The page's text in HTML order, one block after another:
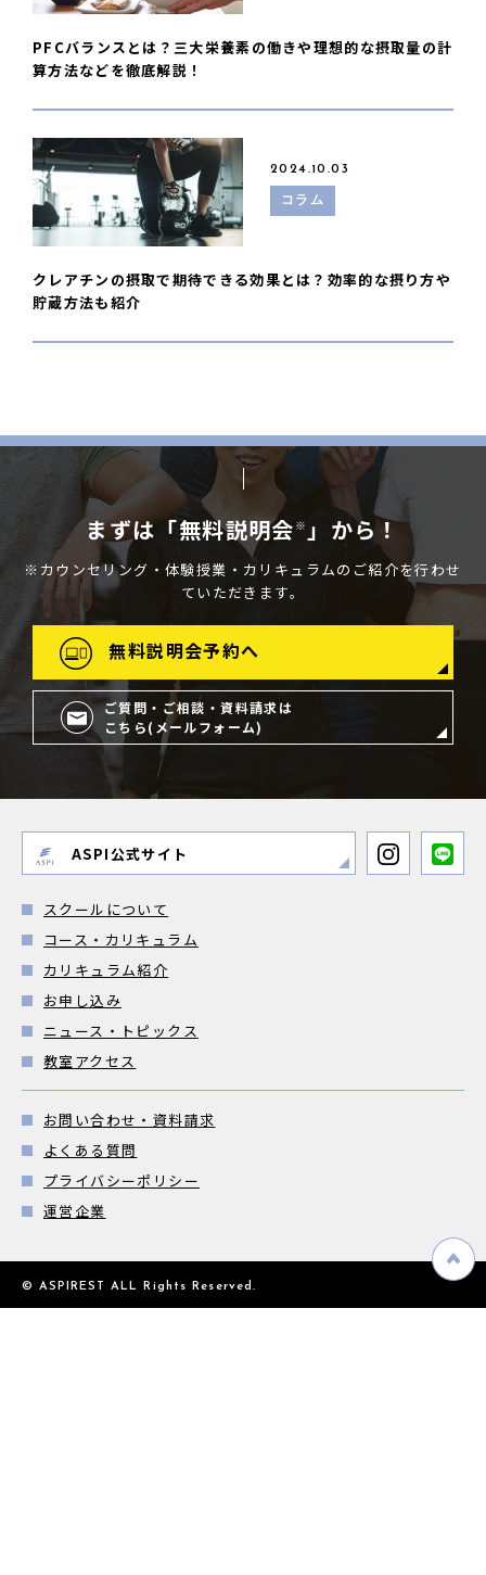
PFCバランスとは？三大栄養素の働きや理想的な摂取量の計
算方法などを徹底解説！
2024.10.03
コラム
クレアチンの摂取で期待できる効果とは？効率的な摂り方や
貯蔵方法も紹介
まずは「無料説明会 ※ 」から！
※カウンセリング・体験授業・カリキュラムのご紹介を行わせ
ていただきます。
無料説明会予約へ
ご質問・ご相談・資料請求は
こちら(メールフォーム)
ASPI公式サイト
スクールについて
コース・カリキュラム
カリキュラム紹介
お申し込み
ニュース・トピックス
教室アクセス
お問い合わせ・資料請求
よくある質問
プライバシーポリシー
運営企業
© ASPIREST ALL Rights Reserved.